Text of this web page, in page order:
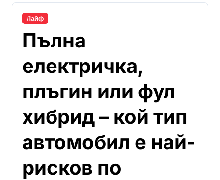
Лайф
Пълна
електричка,
плъгин или фул
хибрид – кой тип
автомобил е най-
рисков по